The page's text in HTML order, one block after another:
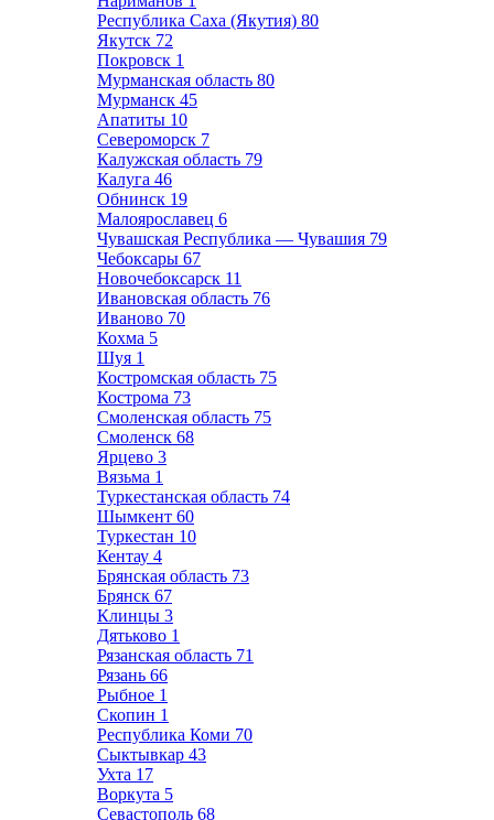
Республика Саха (Якутия) 80
Якутск 72
Покровск 1
Мурманская область 80
Мурманск 45
Апатиты 10
Североморск 7
Калужская область 79
Калуга 46
Обнинск 19
Малоярославец 6
Чувашская Республика — Чувашия 79
Чебоксары 67
Новочебоксарск 11
Ивановская область 76
Иваново 70
Кохма 5
Шуя 1
Костромская область 75
Кострома 73
Смоленская область 75
Смоленск 68
Ярцево 3
Вязьма 1
Туркестанская область 74
Шымкент 60
Туркестан 10
Кентау 4
Брянская область 73
Брянск 67
Клинцы 3
Дятьково 1
Рязанская область 71
Рязань 66
Рыбное 1
Скопин 1
Республика Коми 70
Сыктывкар 43
Ухта 17
Воркута 5
Севастополь 68